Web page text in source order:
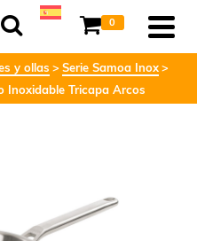
0
y ollas
Serie Samoa Inox
Inoxidable Tricapa Arcos